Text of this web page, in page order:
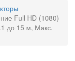
Full HD (1080)
до 15 м, Макс.